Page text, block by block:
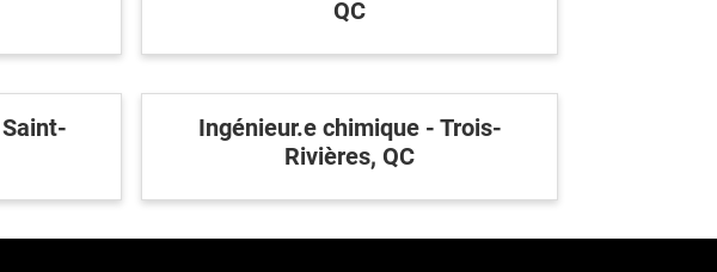
Inscrivez-vous à l'infolettre
Publiez une offre d'emploi
QC
Ingénieur.e chimique - Trois-
Rivières, QC